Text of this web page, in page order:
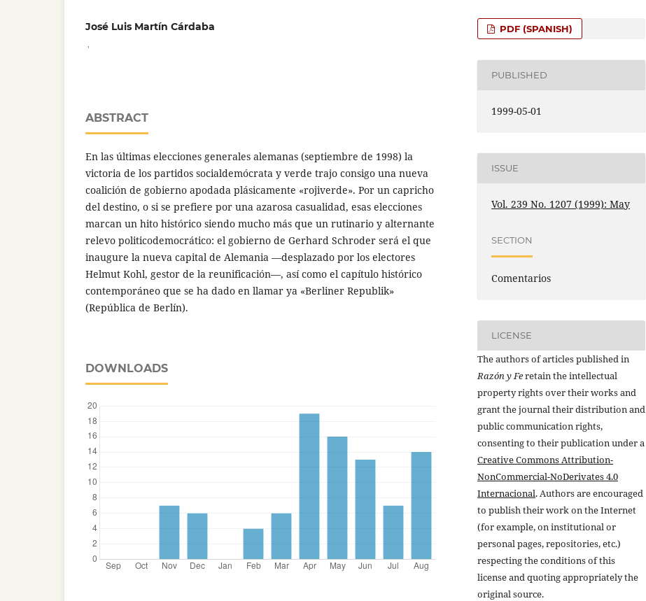
José Luis Martín Cárdaba
ABSTRACT
En las últimas elecciones generales alemanas (septiembre de 1998) la
victoria de los partidos socialdemócrata y verde trajo consigo una nueva
coalición de gobierno apodada plásicamente «rojiverde». Por un capricho
del destino, o si se prefiere por una azarosa casualidad, esas elecciones
marcan un hito histórico siendo mucho más que un rutinario y alternante
relevo politicodemocrático: el gobierno de Gerhard Schroder será el que
inaugure la nueva capital de Alemania —desplazado por los electores
Helmut Kohl, gestor de la reunificación—, así como el capítulo histórico
contemporáneo que se ha dado en llamar ya «Berliner Republik»
(República de Berlín).
DOWNLOADS
PDF (SPANISH)
PUBLISHED
1999-05-01
ISSUE
Vol. 239 No. 1207 (1999): May
SECTION
Comentarios
LICENSE
The authors of articles published in
Razón y Feretain the intellectual
property rights over their works and
grant the journal their distribution and
public communication rights,
consenting to their publication under a
Creative Commons Attribution-
NonCommercial-NoDerivates 4.0
Internacional. Authors are encouraged
to publish their work on the Internet
(for example, on institutional or
personal pages, repositories, etc.)
respecting the conditions of this
license and quoting appropriately the
original source.